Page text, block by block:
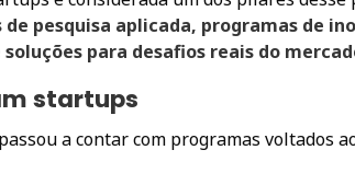
pesquisa aplicada, programas de
para desafios reais do
startups
a contar com programas voltados